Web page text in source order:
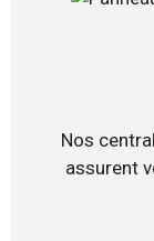
Nos
assurent